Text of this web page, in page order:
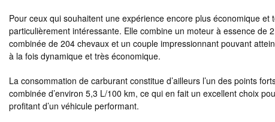
Pour ceux qui souhaitent une expérience encore plus économique et
particulièrement intéressante. Elle combine un moteur à essence
combinée de 204 chevaux et un couple impressionnant pouvant
à la fois dynamique et très économique.
La consommation de carburant constitue d’ailleurs l’un des points
combinée d’environ 5,3 L/100 km, ce qui en fait un excellent choix
profitant d’un véhicule performant.